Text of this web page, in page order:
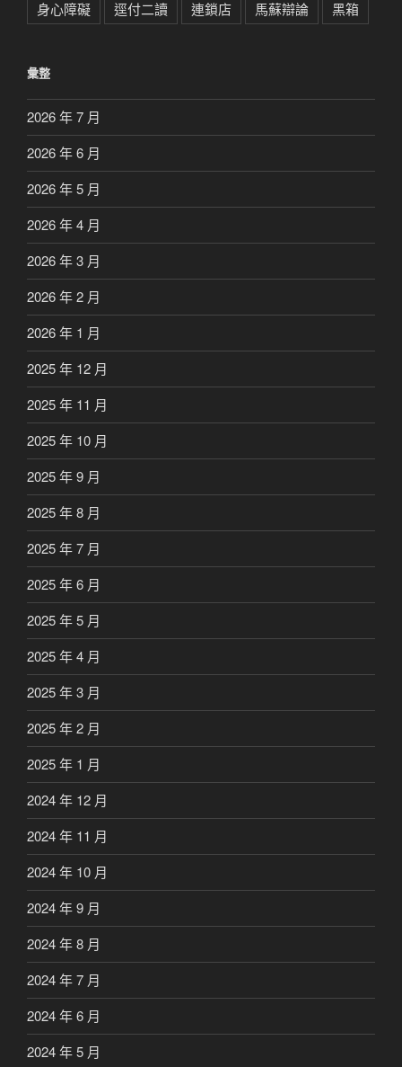
身心障礙 逕付二讀 連鎖店 馬蘇辯論 黑箱
彙整
2026 年 7 月
2026 年 6 月
2026 年 5 月
2026 年 4 月
2026 年 3 月
2026 年 2 月
2026 年 1 月
2025 年 12 月
2025 年 11 月
2025 年 10 月
2025 年 9 月
2025 年 8 月
2025 年 7 月
2025 年 6 月
2025 年 5 月
2025 年 4 月
2025 年 3 月
2025 年 2 月
2025 年 1 月
2024 年 12 月
2024 年 11 月
2024 年 10 月
2024 年 9 月
2024 年 8 月
2024 年 7 月
2024 年 6 月
2024 年 5 月